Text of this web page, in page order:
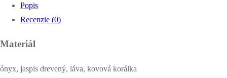
Popis
Recenzie (0)
Materiál
ónyx, jaspis drevený, láva, kovová korálka